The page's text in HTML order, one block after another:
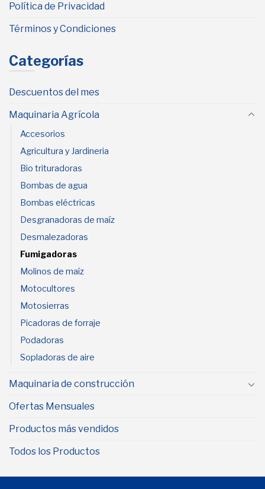
Política de Privacidad
Términos y Condiciones
Categorías
Descuentos del mes
Maquinaria Agrícola
Accesorios
Agricultura y Jardineria
Bio trituradoras
Bombas de agua
Bombas eléctricas
Desgranadoras de maíz
Desmalezadoras
Fumigadoras
Molinos de maíz
Motocultores
Motosierras
Picadoras de forraje
Podadoras
Sopladoras de aire
Maquinaria de construcción
Ofertas Mensuales
Productos más vendidos
Todos los Productos